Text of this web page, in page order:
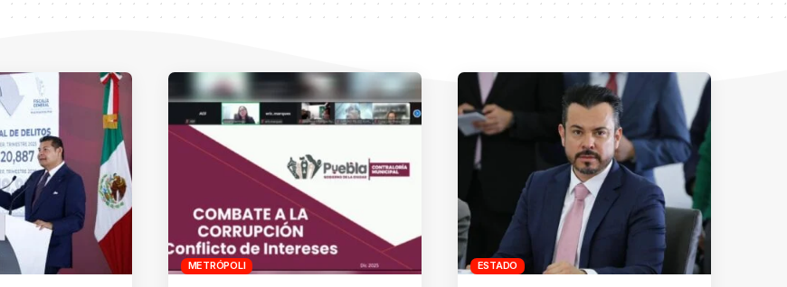
METRÓPOLI ESTADO